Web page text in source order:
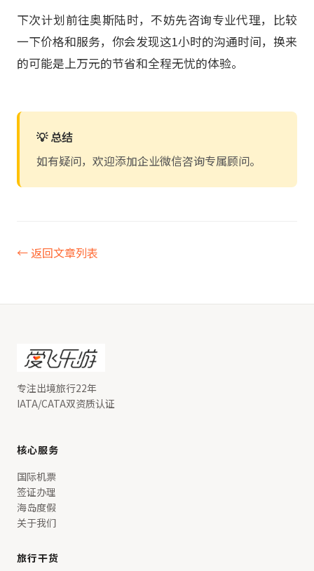
下次计划前往奥斯陆时，不妨先咨询专业代理，比较
一下价格和服务，你会发现这1小时的沟通时间，换来
的可能是上万元的节省和全程无忧的体验。
💡 总结
如有疑问，欢迎添加企业微信咨询专属顾问。
← 返回文章列表
专注出境旅行22年
IATA/CATA双资质认证
核心服务
国际机票
签证办理
海岛度假
关于我们
旅行干货